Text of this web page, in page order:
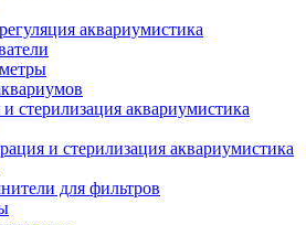
аквариумистика
стерилизация аквариумистика
и стерилизация аквариумистика
для фильтров